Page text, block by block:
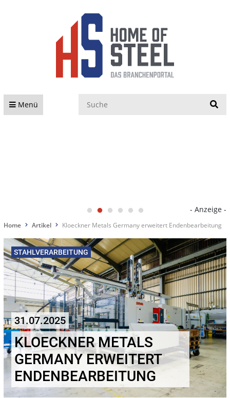
Menü
- Anzeige -
Home Artikel Kloeckner Metals Germany erweitert Endenbearbeitung
STAHLVERARBEITUNG
31.07.2025
KLOECKNER METALS
GERMANY ERWEITERT
ENDENBEARBEITUNG